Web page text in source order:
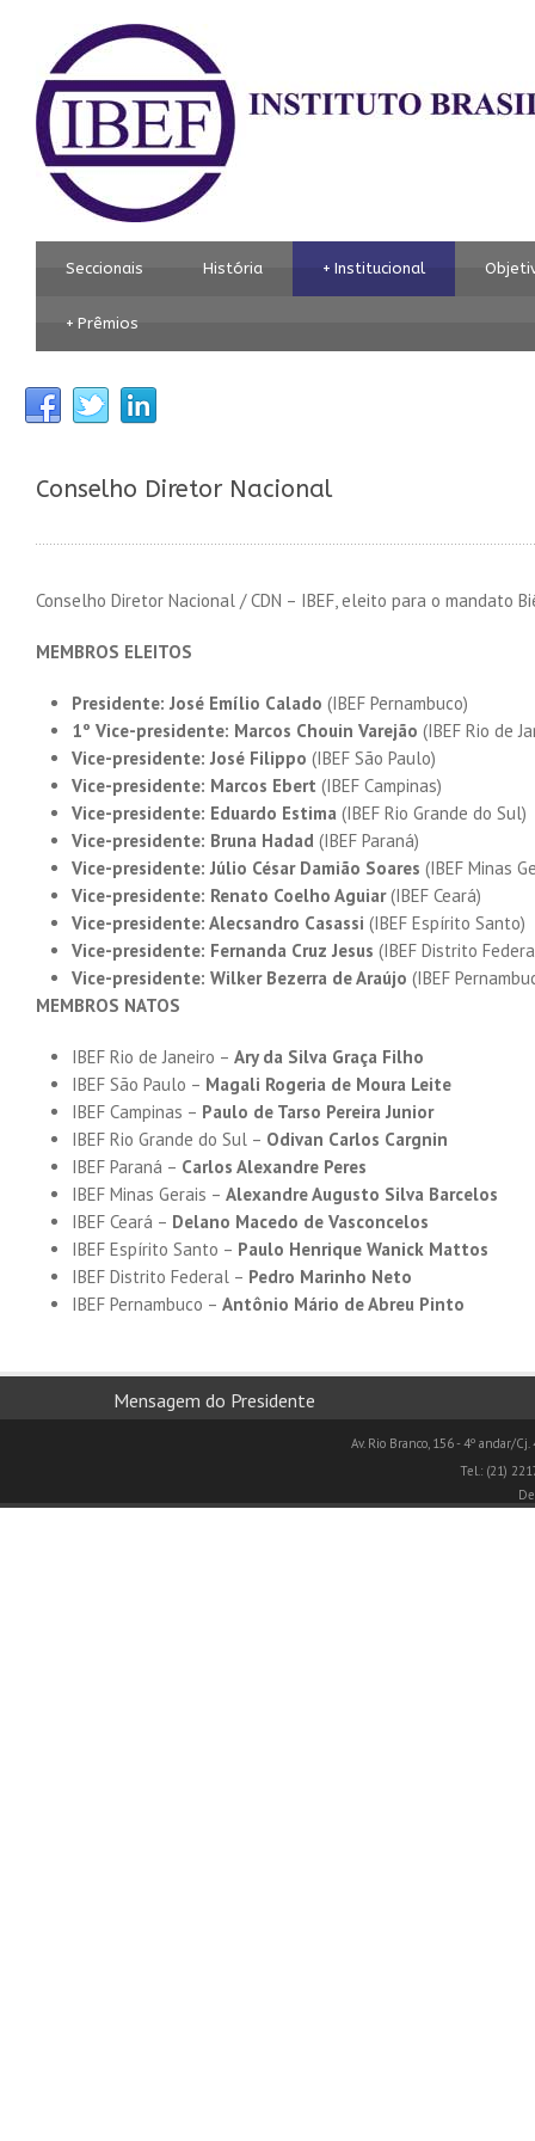
Seccionais História Institucional
+
Prêmios
+
Conselho Diretor Nacional
Conselho Diretor Nacional / CDN – IBEF, eleito para o mandato
MEMBROS ELEITOS
Presidente: José Emílio Calado (IBEF Pernambuco)
1º Vice-presidente: Marcos Chouin Varejão (IBEF Rio de
Vice-presidente: José Filippo (IBEF São Paulo)
Vice-presidente: Marcos Ebert (IBEF Campinas)
Vice-presidente: Eduardo Estima (IBEF Rio Grande do Sul)
Vice-presidente: Bruna Hadad (IBEF Paraná)
Vice-presidente: Júlio César Damião Soares (IBEF Minas
Vice-presidente: Renato Coelho Aguiar(IBEF Ceará)
Vice-presidente: Alecsandro Casassi (IBEF Espírito Santo)
Vice-presidente: Fernanda Cruz Jesus (IBEF Distrito
Vice-presidente: Wilker Bezerra de Araújo (IBEF
MEMBROS NATOS
IBEF Rio de Janeiro – Ary da Silva Graça Filho
IBEF São Paulo – Magali Rogeria de Moura Leite
IBEF Campinas – Paulo de Tarso Pereira Junior
IBEF Rio Grande do Sul – Odivan Carlos Cargnin
IBEF Paraná – Carlos Alexandre Peres
IBEF Minas Gerais – Alexandre Augusto Silva Barcelos
IBEF Ceará – Delano Macedo de Vasconcelos
IBEF Espírito Santo – Paulo Henrique Wanick Mattos
IBEF Distrito Federal – Pedro Marinho Neto
IBEF Pernambuco – Antônio Mário de Abreu Pinto
Mensagem do Presidente
Av. Rio Branco, 156 - 4º andar/
Tel.: (21)